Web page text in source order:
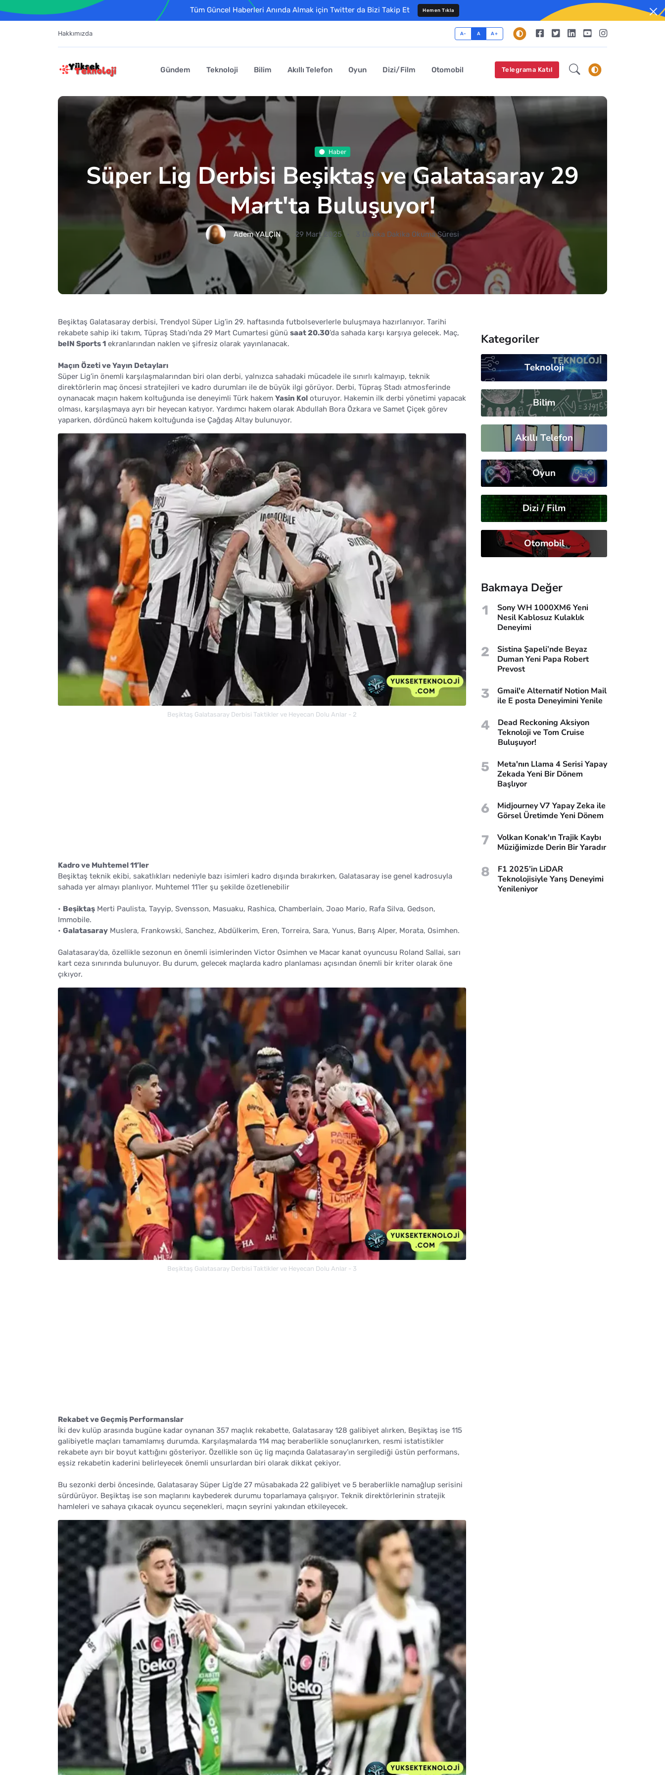
Tüm Güncel Haberleri Anında Almak için Twitter da Bizi Takip Et Hemen Tıkla
Hakkımızda A- A A+
Gündem Teknoloji Bilim Akıllı Telefon Oyun Dizi/Film Otomobil Telegrama Katıl
Haber
Süper Lig Derbisi Beşiktaş ve Galatasaray 29
Mart'ta Buluşuyor!
Adem YALÇIN 29 Mart 2025 3 Dakika Dakika Okuma Süresi
Beşiktaş Galatasaray derbisi, Trendyol Süper Lig’in 29. haftasında futbolseverlerle buluşmaya hazırlanıyor. Tarihi
rekabete sahip iki takım, Tüpraş Stadı’nda 29 Mart Cumartesi günü saat 20.30’da sahada karşı karşıya gelecek. Maç,
beIN Sports 1 ekranlarından naklen ve şifresiz olarak yayınlanacak.
Maçın Özeti ve Yayın Detayları
Süper Lig’in önemli karşılaşmalarından biri olan derbi, yalnızca sahadaki mücadele ile sınırlı kalmayıp, teknik
direktörlerin maç öncesi stratejileri ve kadro durumları ile de büyük ilgi görüyor. Derbi, Tüpraş Stadı atmosferinde
oynanacak maçın hakem koltuğunda ise deneyimli Türk hakem Yasin Kol oturuyor. Hakemin ilk derbi yönetimi yapacak
olması, karşılaşmaya ayrı bir heyecan katıyor. Yardımcı hakem olarak Abdullah Bora Özkara ve Samet Çiçek görev
yaparken, dördüncü hakem koltuğunda ise Çağdaş Altay bulunuyor.
Beşiktaş Galatasaray Derbisi Taktikler ve Heyecan Dolu Anlar - 2
Kadro ve Muhtemel 11’ler
Beşiktaş teknik ekibi, sakatlıkları nedeniyle bazı isimleri kadro dışında bırakırken, Galatasaray ise genel kadrosuyla
sahada yer almayı planlıyor. Muhtemel 11’ler şu şekilde özetlenebilir
• Beşiktaş Merti Paulista, Tayyip, Svensson, Masuaku, Rashica, Chamberlain, Joao Mario, Rafa Silva, Gedson,
Immobile.
• Galatasaray Muslera, Frankowski, Sanchez, Abdülkerim, Eren, Torreira, Sara, Yunus, Barış Alper, Morata, Osimhen.
Galatasaray’da, özellikle sezonun en önemli isimlerinden Victor Osimhen ve Macar kanat oyuncusu Roland Sallai, sarı
kart ceza sınırında bulunuyor. Bu durum, gelecek maçlarda kadro planlaması açısından önemli bir kriter olarak öne
çıkıyor.
Beşiktaş Galatasaray Derbisi Taktikler ve Heyecan Dolu Anlar - 3
Rekabet ve Geçmiş Performanslar
İki dev kulüp arasında bugüne kadar oynanan 357 maçlık rekabette, Galatasaray 128 galibiyet alırken, Beşiktaş ise 115
galibiyetle maçları tamamlamış durumda. Karşılaşmalarda 114 maç beraberlikle sonuçlanırken, resmi istatistikler
rekabete ayrı bir boyut kattığını gösteriyor. Özellikle son üç lig maçında Galatasaray’ın sergilediği üstün performans,
eşsiz rekabetin kaderini belirleyecek önemli unsurlardan biri olarak dikkat çekiyor.
Bu sezonki derbi öncesinde, Galatasaray Süper Lig’de 27 müsabakada 22 galibiyet ve 5 beraberlikle namağlup serisini
sürdürüyor. Beşiktaş ise son maçlarını kaybederek durumu toparlamaya çalışıyor. Teknik direktörlerinin stratejik
hamleleri ve sahaya çıkacak oyuncu seçenekleri, maçın seyrini yakından etkileyecek.
Kategoriler
Teknoloji
Bilim
Akıllı Telefon
Oyun
Dizi / Film
Otomobil
Bakmaya Değer
1
Sony WH 1000XM6 Yeni
Nesil Kablosuz Kulaklık
Deneyimi
2
Sistina Şapeli’nde Beyaz
Duman Yeni Papa Robert
Prevost
3
Gmail'e Alternatif Notion Mail
ile E posta Deneyimini Yenile
4
Dead Reckoning Aksiyon
Teknoloji ve Tom Cruise
Buluşuyor!
5
Meta'nın Llama 4 Serisi Yapay
Zekada Yeni Bir Dönem
Başlıyor
6
Midjourney V7 Yapay Zeka ile
Görsel Üretimde Yeni Dönem
7
Volkan Konak'ın Trajik Kaybı
Müziğimizde Derin Bir Yaradır
8
F1 2025’in LiDAR
Teknolojisiyle Yarış Deneyimi
Yenileniyor